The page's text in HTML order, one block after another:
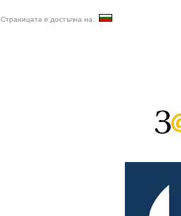
Страницата е достъпна на: